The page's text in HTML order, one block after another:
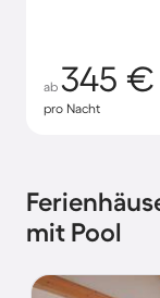
ab 345 €
pro Nacht
mit Pool